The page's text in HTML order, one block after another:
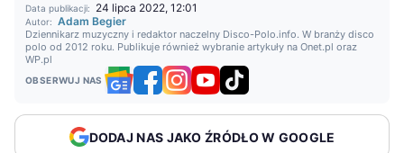
Data publikacji: 24 lipca 2022, 12:01
Autor: Adam Begier
Dziennikarz muzyczny i redaktor naczelny Disco-Polo.info. W branży disco
polo od 2012 roku. Publikuje również wybranie artykuły na Onet.pl oraz
WP.pl
OBSERWUJ NAS
DODAJ NAS JAKO ŹRÓDŁO W GOOGLE